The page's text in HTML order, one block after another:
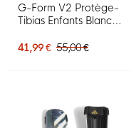
G-Form V2 Protège-
Tibias Enfants Blanc
41,99 € 55,00 €